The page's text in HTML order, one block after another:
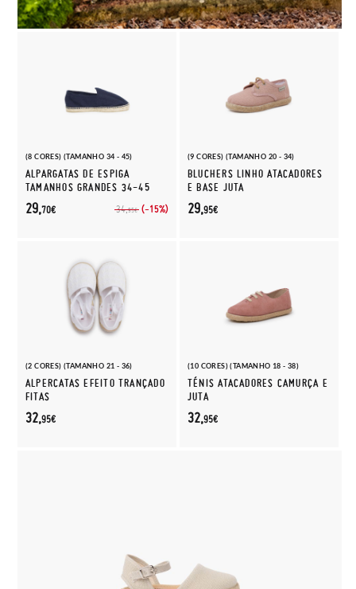
(8 CORES) (TAMANHO 34 - 45)
ALPARGATAS DE ESPIGA
TAMANHOS GRANDES 34-45
34,95€ (-15%)
29,70€
(9 CORES) (TAMANHO 20 - 34)
BLUCHERS LINHO ATACADORES
E BASE JUTA
29,95€
(2 CORES) (TAMANHO 21 - 36)
ALPERCATAS EFEITO TRANÇADO
FITAS
32,95€
(10 CORES) (TAMANHO 18 - 38)
TÉNIS ATACADORES CAMURÇA E
JUTA
32,95€